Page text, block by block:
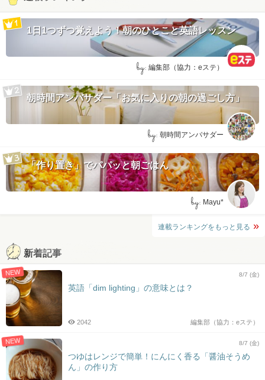
1日1つずつ覚えよう！朝のひとこと英語レッスン
by: 編集部（協力：eステ）
朝時間アンバサダー「お気に入りの朝の過ごし方」
by: 朝時間アンバサダー
「作り置き」でパパッと朝ごはん
by: Mayu*
連載ランキングをもっと見る
新着記事
NEW 8/7 (金)
英語「dim lighting」の意味とは？
編集部（協力：eステ）
2042
NEW 8/7 (金)
つゆはレンジで簡単！にんにく香る「醤油そうめ
ん」の作り方